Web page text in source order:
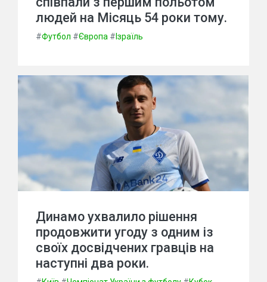
людей на Місяць 54 роки тому.
#Футбол #Європа # Ізраїль
Динамо ухвалило рішення
продовжити угоду з одним із
своїх досвідчених гравців на
наступні два роки.